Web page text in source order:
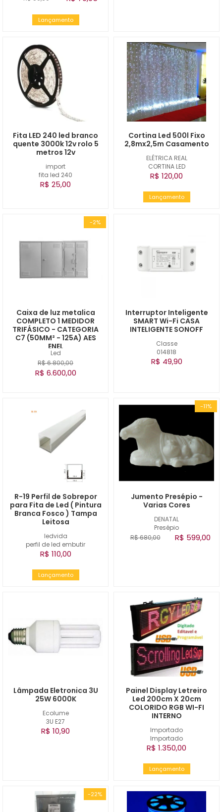
Lançamento
import
fita led 240
Fita LED 240 led branco
quente 3000k 12v rolo 5
metros 12v
R$ 25,00
ELÉTRICA REAL
CORTINA LED
Cortina Led 500l Fixo
2,8mx2,5m Casamento
R$ 120,00
Lançamento
-2%
Led
Caixa de luz metalica
COMPLETO 1 MEDIDOR
TRIFÁSICO - CATEGORIA
C7 (50MM² - 125A) AES
ENEL
R$ 6.800,00
R$ 6.600,00
Classe
014818
Interruptor Inteligente
SMART Wi-Fi CASA
INTELIGENTE SONOFF
R$ 49,90
ledvida
perfil de led embutir
R-19 Perfil de Sobrepor
para Fita de Led ( Pintura
Branca Fosco ) Tampa
Leitosa
R$ 110,00
Lançamento
-11%
DENATAL
Presépio
Jumento Presépio -
Varias Cores
R$ 680,00 R$ 599,00
Ecolume
3U E27
Lâmpada Eletronica 3U
25W 6000K
R$ 10,90
Importado
Importado
Painel Display Letreiro
Led 200cm X 20cm
COLORIDO RGB WI-FI
INTERNO
R$ 1.350,00
Lançamento
-22%